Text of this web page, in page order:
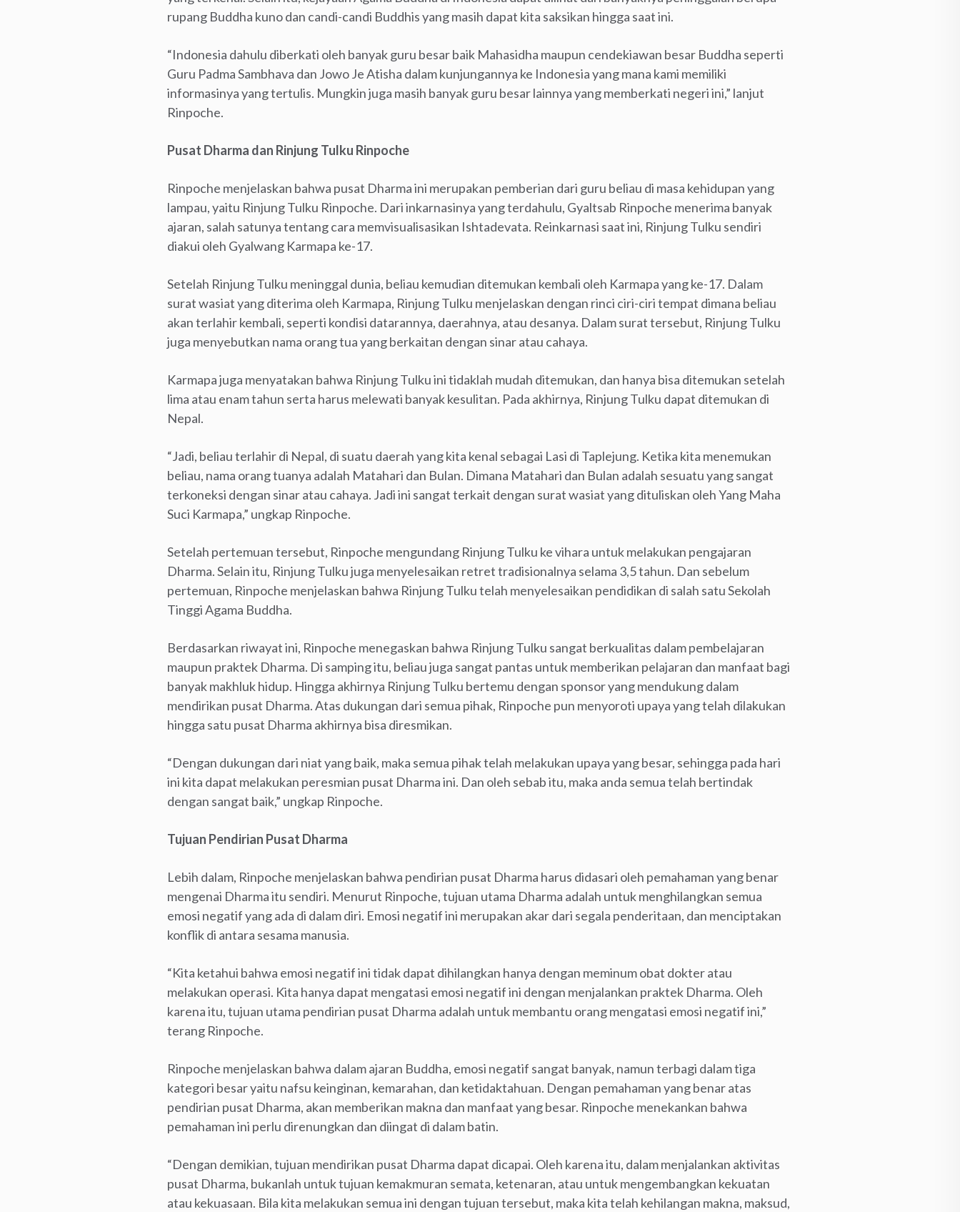
rupang Buddha kuno dan candi-candi Buddhis yang masih dapat kita saksikan hingga saat ini.
“Indonesia dahulu diberkati oleh banyak guru besar baik Mahasidha maupun cendekiawan besar Buddha seperti
Guru Padma Sambhava dan Jowo Je Atisha dalam kunjungannya ke Indonesia yang mana kami memiliki
informasinya yang tertulis. Mungkin juga masih banyak guru besar lainnya yang memberkati negeri ini,” lanjut
Rinpoche.
Pusat Dharma dan Rinjung Tulku Rinpoche
Rinpoche menjelaskan bahwa pusat Dharma ini merupakan pemberian dari guru beliau di masa kehidupan yang
lampau, yaitu Rinjung Tulku Rinpoche. Dari inkarnasinya yang terdahulu, Gyaltsab Rinpoche menerima banyak
ajaran, salah satunya tentang cara memvisualisasikan Ishtadevata. Reinkarnasi saat ini, Rinjung Tulku sendiri
diakui oleh Gyalwang Karmapa ke-17.
Setelah Rinjung Tulku meninggal dunia, beliau kemudian ditemukan kembali oleh Karmapa yang ke-17. Dalam
surat wasiat yang diterima oleh Karmapa, Rinjung Tulku menjelaskan dengan rinci ciri-ciri tempat dimana beliau
akan terlahir kembali, seperti kondisi datarannya, daerahnya, atau desanya. Dalam surat tersebut, Rinjung Tulku
juga menyebutkan nama orang tua yang berkaitan dengan sinar atau cahaya.
Karmapa juga menyatakan bahwa Rinjung Tulku ini tidaklah mudah ditemukan, dan hanya bisa ditemukan setelah
lima atau enam tahun serta harus melewati banyak kesulitan. Pada akhirnya, Rinjung Tulku dapat ditemukan di
Nepal.
“Jadi, beliau terlahir di Nepal, di suatu daerah yang kita kenal sebagai Lasi di Taplejung. Ketika kita menemukan
beliau, nama orang tuanya adalah Matahari dan Bulan. Dimana Matahari dan Bulan adalah sesuatu yang sangat
terkoneksi dengan sinar atau cahaya. Jadi ini sangat terkait dengan surat wasiat yang dituliskan oleh Yang Maha
Suci Karmapa,” ungkap Rinpoche.
Setelah pertemuan tersebut, Rinpoche mengundang Rinjung Tulku ke vihara untuk melakukan pengajaran
Dharma. Selain itu, Rinjung Tulku juga menyelesaikan retret tradisionalnya selama 3,5 tahun. Dan sebelum
pertemuan, Rinpoche menjelaskan bahwa Rinjung Tulku telah menyelesaikan pendidikan di salah satu Sekolah
Tinggi Agama Buddha.
Berdasarkan riwayat ini, Rinpoche menegaskan bahwa Rinjung Tulku sangat berkualitas dalam pembelajaran
maupun praktek Dharma. Di samping itu, beliau juga sangat pantas untuk memberikan pelajaran dan manfaat bagi
banyak makhluk hidup. Hingga akhirnya Rinjung Tulku bertemu dengan sponsor yang mendukung dalam
mendirikan pusat Dharma. Atas dukungan dari semua pihak, Rinpoche pun menyoroti upaya yang telah dilakukan
hingga satu pusat Dharma akhirnya bisa diresmikan.
“Dengan dukungan dari niat yang baik, maka semua pihak telah melakukan upaya yang besar, sehingga pada hari
ini kita dapat melakukan peresmian pusat Dharma ini. Dan oleh sebab itu, maka anda semua telah bertindak
dengan sangat baik,” ungkap Rinpoche.
Tujuan Pendirian Pusat Dharma
Lebih dalam, Rinpoche menjelaskan bahwa pendirian pusat Dharma harus didasari oleh pemahaman yang benar
mengenai Dharma itu sendiri. Menurut Rinpoche, tujuan utama Dharma adalah untuk menghilangkan semua
emosi negatif yang ada di dalam diri. Emosi negatif ini merupakan akar dari segala penderitaan, dan menciptakan
konflik di antara sesama manusia.
“Kita ketahui bahwa emosi negatif ini tidak dapat dihilangkan hanya dengan meminum obat dokter atau
melakukan operasi. Kita hanya dapat mengatasi emosi negatif ini dengan menjalankan praktek Dharma. Oleh
karena itu, tujuan utama pendirian pusat Dharma adalah untuk membantu orang mengatasi emosi negatif ini,”
terang Rinpoche.
Rinpoche menjelaskan bahwa dalam ajaran Buddha, emosi negatif sangat banyak, namun terbagi dalam tiga
kategori besar yaitu nafsu keinginan, kemarahan, dan ketidaktahuan. Dengan pemahaman yang benar atas
pendirian pusat Dharma, akan memberikan makna dan manfaat yang besar. Rinpoche menekankan bahwa
pemahaman ini perlu direnungkan dan diingat di dalam batin.
“Dengan demikian, tujuan mendirikan pusat Dharma dapat dicapai. Oleh karena itu, dalam menjalankan aktivitas
pusat Dharma, bukanlah untuk tujuan kemakmuran semata, ketenaran, atau untuk mengembangkan kekuatan
atau kekuasaan. Bila kita melakukan semua ini dengan tujuan tersebut, maka kita telah kehilangan makna, maksud,